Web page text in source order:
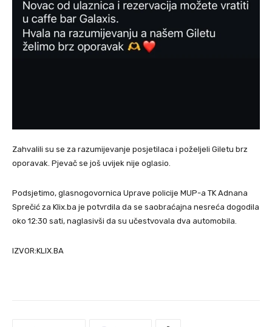
Zahvalili su se za razumijevanje posjetilaca i poželjeli Giletu brz
oporavak. Pjevač se još uvijek nije oglasio.
Podsjetimo, glasnogovornica Uprave policije MUP-a TK Adnana
Sprečić za Klix.ba je potvrdila da se saobraćajna nesreća dogodila
oko 12:30 sati, naglasivši da su učestvovala dva automobila.
IZVOR:KLIX.BA